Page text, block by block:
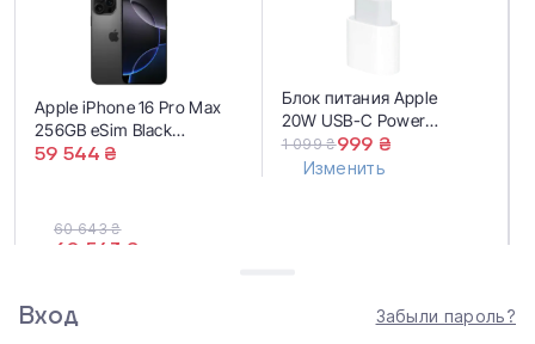
Apple iPhone 16 Pro Max
256GB eSim Black
Titanium (MYW33)
59 544 ₴
Блок питания Apple
20W USB-C Power
Adapter (MD3J4,
MUVV3, MHJE3) EU
1 099 ₴999 ₴
Изменить
60 643 ₴
60 543 ₴
Вход Забыли пароль?